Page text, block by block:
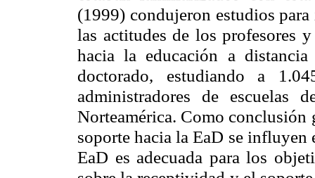
(1999) condujeron estudios
las actitudes de los profesores
hacia la educación a
doctorado, estudiando a
administradores de escuelas
Norteamérica. Como
soporte hacia la EaD se influyen
EaD es adecuada para los